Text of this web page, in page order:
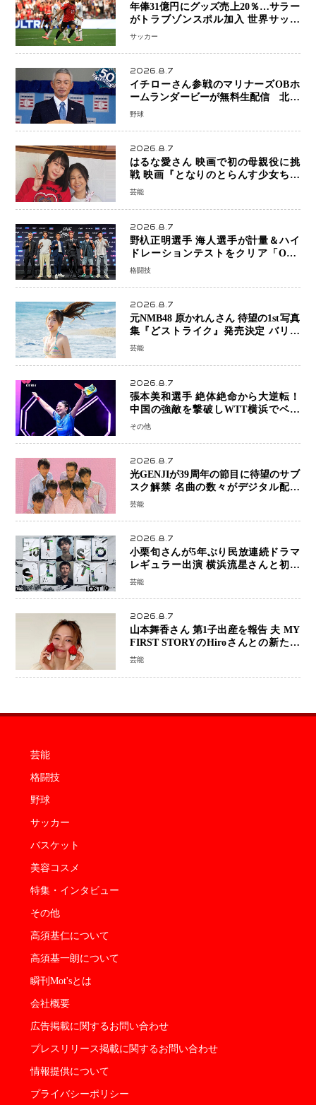
年俸31億円にグッズ売上20％…サラー
がトラブゾンスポル加入 世界サッカ
ーは「五大リーグ一強」から新時代へ
サッカー
2026.8.7
イチローさん参戦のマリナーズOBホ
ームランダービーが無料生配信 北米
ならではの“魅せる興行”に世界が注目
野球
2026.8.7
はるな愛さん 映画で初の母親役に挑
戦 映画『となりのとらんす少女ちゃ
ん』11月7日公開 未来の自分との対話
芸能
2026.8.7
野杁正明選手 海人選手が計量＆ハイ
ドレーションテストをクリア「ONE
SAMURAI 2」決戦へ万全の準備整う
格闘技
2026.8.7
元NMB48 原かれんさん 待望の1st写真
集『どストライク』発売決定 バリで
魅せる25歳の新境地
芸能
2026.8.7
張本美和選手 絶体絶命から大逆転！
中国の強敵を撃破しWTT横浜でベス
ト8進出
その他
2026.8.7
光GENJIが39周年の節目に待望のサブ
スク解禁 名曲の数々がデジタル配信
へ 40周年へ向け1年間で全作品を順次
芸能
2026.8.7
小栗旬さんが5年ぶり民放連続ドラマ
レギュラー出演 横浜流星さんと初共
演『LOST10』で異色バディ結成
芸能
2026.8.7
山本舞香さん 第1子出産を報告 夫 MY
FIRST STORYのHiroさんとの新たな
家族生活「母子ともに健康」
芸能
芸能
格闘技
野球
サッカー
バスケット
美容コスメ
特集・インタビュー
その他
高須基仁について
高須基一朗について
瞬刊Mot'sとは
会社概要
広告掲載に関するお問い合わせ
プレスリリース掲載に関するお問い合わせ
情報提供について
プライバシーポリシー